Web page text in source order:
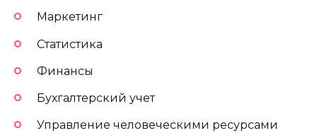
Маркетинг
Статистика
Финансы
Бухгалтерский учет
Управление человеческими ресурсами